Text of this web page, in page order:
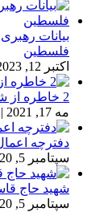
بیانات
فلسطین
اکتبر 12, 2023
2 خاطره از شهید مهدی زین الدین
مه 17, 2021
|
دفترچه
سپتامبر 5, 2020
شهید حاج
سپتامبر 5, 2020